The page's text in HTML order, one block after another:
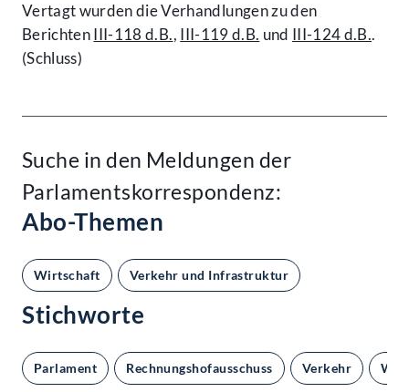
Vertagt wurden die Verhandlungen zu den
BerichtenIII-118 d.B., III-119 d.B. und III-124 d.B..
(Schluss)
Suche in den Meldungen der
Parlamentskorrespondenz:
Abo-Themen
Wirtschaft Verkehr und Infrastruktur
Stichworte
Parlament Rechnungshofausschuss Verkehr